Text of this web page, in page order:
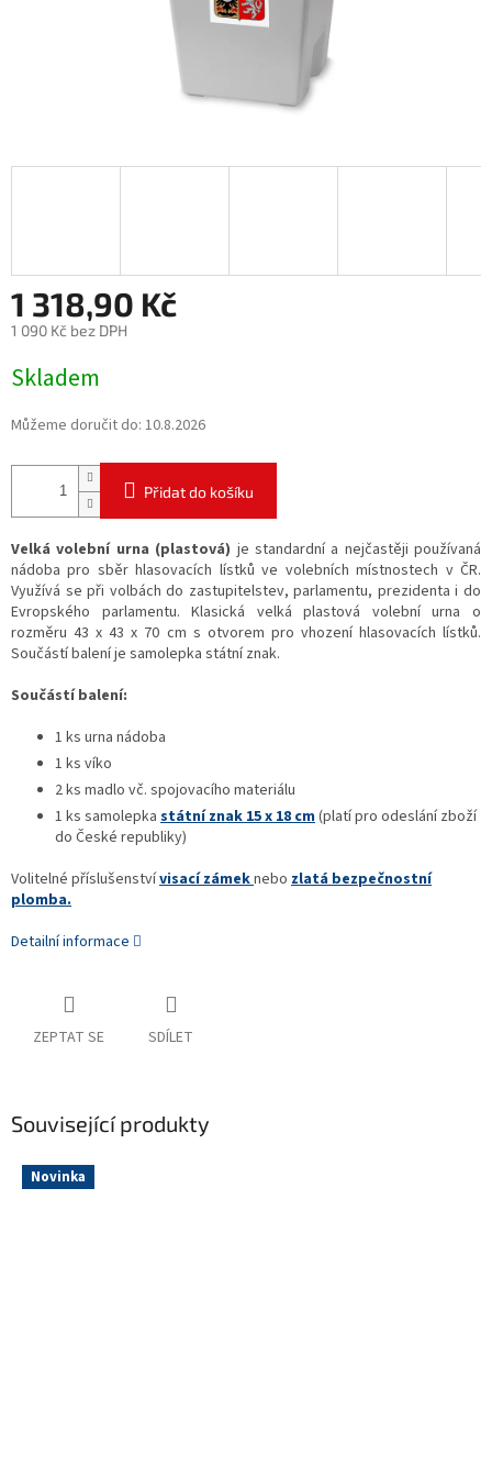
1 318,90 Kč
1 090 Kč bez DPH
cena:
Skladem
Můžeme doručit do: 10.8.2026
Přidat do košíku
Velká volební urna (plastová) je standardní a nejčastěji používaná
nádoba pro sběr hlasovacích lístků ve volebních místnostech v ČR.
Využívá se při volbách do zastupitelstev, parlamentu, prezidenta i do
Evropského parlamentu. Klasická velká plastová volební urna o
rozměru 43 x 43 x 70 cm s otvorem pro vhození hlasovacích lístků.
Součástí balení je samolepka státní znak.
Součástí balení:
1 ks urna nádoba
1 ks víko
2 ks madlo vč. spojovacího materiálu
1 ks samolepka státní znak 15 x 18 cm(platí pro odeslání zboží
do České republiky)
Volitelné příslušenstvívisací zámeknebo zlatá bezpečnostní
plomba.
Detailní informace
ZEPTAT SE SDÍLET
Související produkty
Novinka